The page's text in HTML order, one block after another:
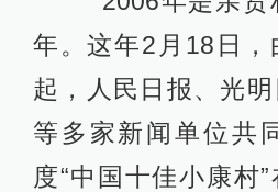
年。这年2月18日，
起，人民日报、光
等多家新闻单位共
度“中国十佳小康村